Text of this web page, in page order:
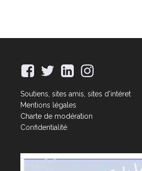
Soutiens, sites amis, sites d'intéret
Mentions légales
Charte de modération
Confidentialité